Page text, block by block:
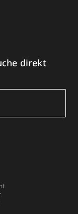
direkt